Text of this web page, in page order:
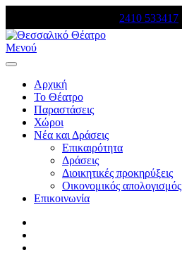
2410 533417
Μενού
Αρχική
Το Θέατρο
Παραστάσεις
Χώροι
Νέα και Δράσεις
Επικαιρότητα
Δράσεις
Διοικητικές προκηρύξεις
Οικονομικός απολογισμός
Επικοινωνία